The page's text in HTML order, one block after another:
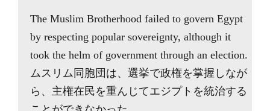
The Muslim Brotherhood failed to govern Egypt
by respecting popular sovereignty, although it
took the helm of government through an election.
ムスリム同胞団は、選挙で政権を掌握しなが
ら、主権在民を重んじてエジプトを統治する